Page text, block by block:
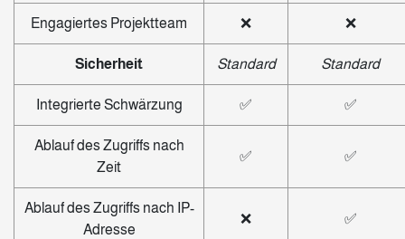
Engagiertes Projektteam ❌ ❌
Sicherheit Standard Standard
Integrierte Schwärzung ✅ ✅
Ablauf des Zugriffs nach
Zeit
✅ ✅
Ablauf des Zugriffs nach IP-
Adresse
❌ ✅